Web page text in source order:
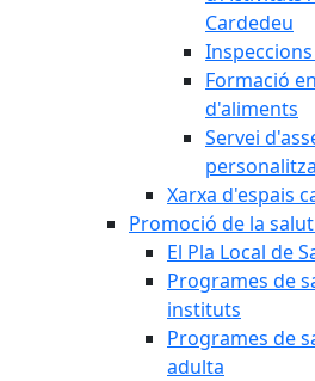
Cardedeu
Formació
d'aliments
Servei
Xarxa d'espais
Promoció de la
El Pla Local de
Programes de
instituts
Programes de
adulta